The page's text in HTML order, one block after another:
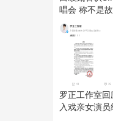
唱会 称不是
望
罗正工作室
入戏亲女演